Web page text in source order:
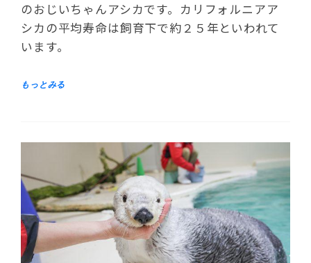
のおじいちゃんアシカです。カリフォルニアア
シカの平均寿命は飼育下で約２５年といわれて
います。